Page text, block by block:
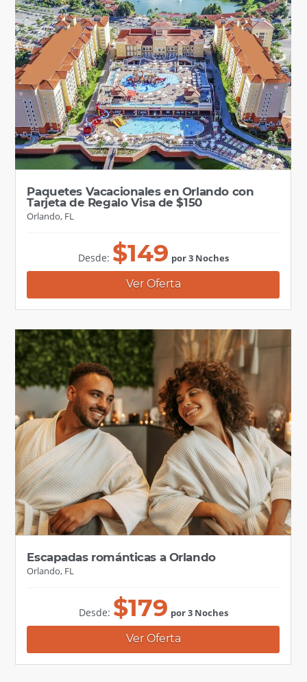
Paquetes Vacacionales en Orlando con
Tarjeta de Regalo Visa de $150
Orlando, FL
Desde: $149 por 3 Noches
Ver Oferta
Escapadas románticas a Orlando
Orlando, FL
Desde: $179 por 3 Noches
Ver Oferta